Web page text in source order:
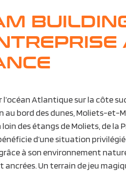
l’océan Atlantique sur la côte
au bord des dunes, Moliets-et-
des étangs de Moliets, de la
d’une situation
à son environnement
ancrées. Un terrain de jeu